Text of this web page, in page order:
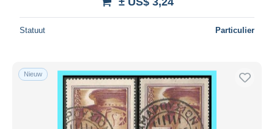
Statuut Particulier
Nieuw